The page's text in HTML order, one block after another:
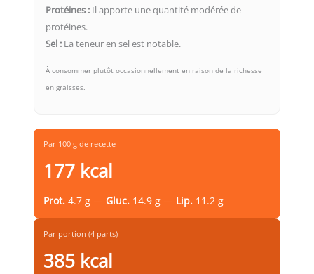
Protéines : Il apporte une quantité modérée de
protéines.
Sel : La teneur en sel est notable.
À consommer plutôt occasionnellement en raison de la richesse
en graisses.
Par 100 g de recette
177 kcal
Prot. 4.7 g — Gluc. 14.9 g — Lip. 11.2 g
Par portion (4 parts)
385 kcal